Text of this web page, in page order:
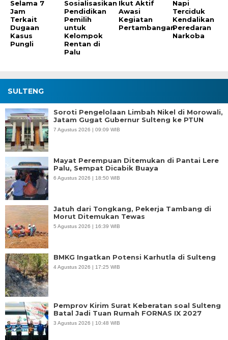
Selama 7
Jam
Terkait
Dugaan
Kasus
Pungli
Sosialisasikan
Pendidikan
Pemilih
untuk
Kelompok
Rentan di
Palu
Ikut Aktif
Awasi
Kegiatan
Pertambangan
Napi
Terciduk
Kendalikan
Peredaran
Narkoba
SULTENG
Soroti Pengelolaan Limbah Nikel di Morowali,
Jatam Gugat Gubernur Sulteng ke PTUN
7 Agustus 2026 | 09:09 WIB
Mayat Perempuan Ditemukan di Pantai Lere
Palu, Sempat Dicabik Buaya
6 Agustus 2026 | 18:50 WIB
Jatuh dari Tongkang, Pekerja Tambang di
Morut Ditemukan Tewas
5 Agustus 2026 | 16:39 WIB
BMKG Ingatkan Potensi Karhutla di Sulteng
4 Agustus 2026 | 17:25 WIB
Pemprov Kirim Surat Keberatan soal Sulteng
Batal Jadi Tuan Rumah FORNAS IX 2027
3 Agustus 2026 | 10:48 WIB